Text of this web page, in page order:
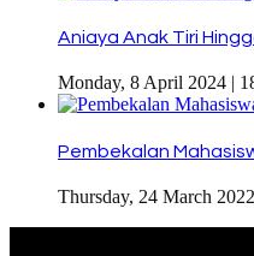
Aniaya Anak Tiri
Monday, 8 April 2024 |
Pembekalan
Thursday, 24 March